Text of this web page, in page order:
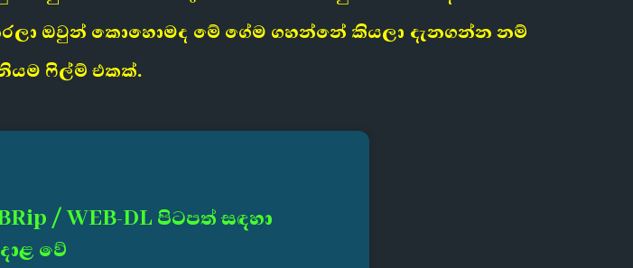
ඔවුන් කොහොමද මේ ගේම ගහන්නේ කියලා දැනගන්න නම්
ෆිල්ම් එකක්.
/ WEB-DL පිටපත් සඳහා
වේ